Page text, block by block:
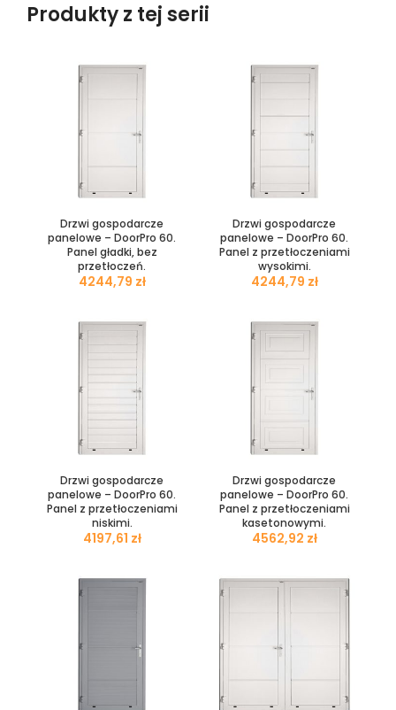
Produkty z tej serii
Drzwi gospodarcze
panelowe – DoorPro 60.
Panel gładki, bez
przetłoczeń.
zł
Drzwi gospodarcze
panelowe – DoorPro 60.
Panel z przetłoczeniami
wysokimi.
zł
Drzwi gospodarcze
panelowe – DoorPro 60.
Panel z przetłoczeniami
niskimi.
zł
Drzwi gospodarcze
panelowe – DoorPro 60.
Panel z przetłoczeniami
kasetonowymi.
zł